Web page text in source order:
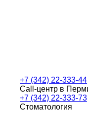
+7 (342) 22-333-44
Call-центр в
+7 (342) 22-333-73
Стоматология